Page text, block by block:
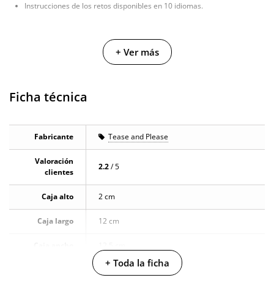
Instrucciones de los retos disponibles en 10 idiomas.
+ Ver más
Ficha técnica
Fabricante Tease and Please
Valoración
clientes
2.2/ 5
Caja alto 2 cm
Caja largo 12 cm
0.105 Kg
+ Toda la ficha